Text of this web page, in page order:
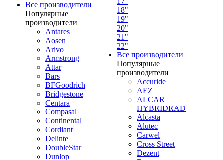
Все производители
Популярные
производители
Antares
Aosen
Arivo
Armstrong
Attar
Bars
BFGoodrich
Bridgestone
Centara
Compasal
Continental
Cordiant
Delinte
DoubleStar
Dunlop
18"
19"
20"
21"
22"
Все производители
Популярные
производители
Accuride
AEZ
ALCAR
HYBRIDRAD
Alcasta
Alutec
Carwel
Cross Street
Dezent